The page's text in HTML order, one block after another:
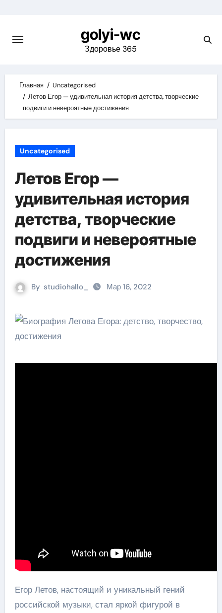
content
golyi-wc
Здоровье 365
Главная
Uncategorised
Летов Егор — удивительная история детства, творческие
подвиги и невероятные достижения
Uncategorised
Летов Егор —
удивительная история
детства, творческие
подвиги и невероятные
достижения
By studiohallo_ Мар 16, 2022
Егор Летов, настоящий и уникальный гений
российской музыки, стал яркой фигурой в